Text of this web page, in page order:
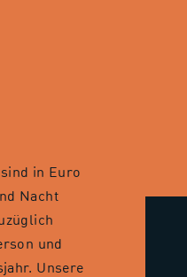
in Euro
Nacht
und
Unsere